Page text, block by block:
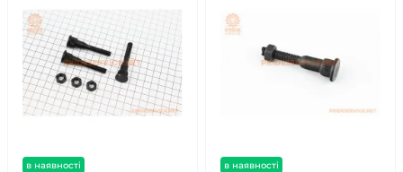
в наявності в наявності